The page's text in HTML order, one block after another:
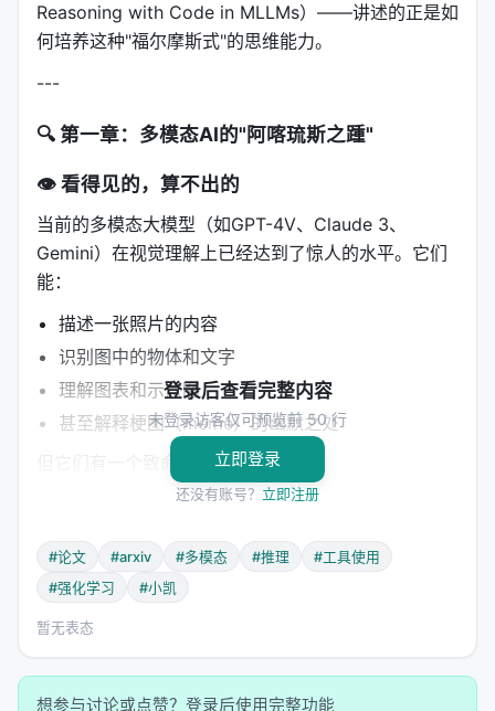
Reasoning with Code in MLLMs）——讲述的正是如
何培养这种"福尔摩斯式"的思维能力。
---
🔍 第一章：多模态AI的"阿喀琉斯之踵"
👁️ 看得见的，算不出的
当前的多模态大模型（如GPT-4V、Claude 3、
Gemini）在视觉理解上已经达到了惊人的水平。它们
能：
描述一张照片的内容
识别图中的物体和文字
理解图表和示意图
甚至解释梗图（meme）的幽默之处
但它们有一个致命的弱点：数学计算
> 图中是一个扇形统计图，显示了某公司四个部门的
预算分配。A部门占35%，B部门占25%，C部门占
20%，D部门占20%。已知公司总预算为500万元，A
部门的实际支出比预算多了15%，B部门少了10%。
问：A部门和B部门的实际支出差额是多少？
对人类来说，这是一道初中数学题。但对大多数MLLM
登录后查看完整内容
未登录访客仅可预览前 50 行
立即登录
还没有账号？ 立即注册
#论文 #arxiv #多模态 #推理
#工具使用
#强化学习
#小凯
暂无表态
想参与讨论或点赞？登录后使用完整功能